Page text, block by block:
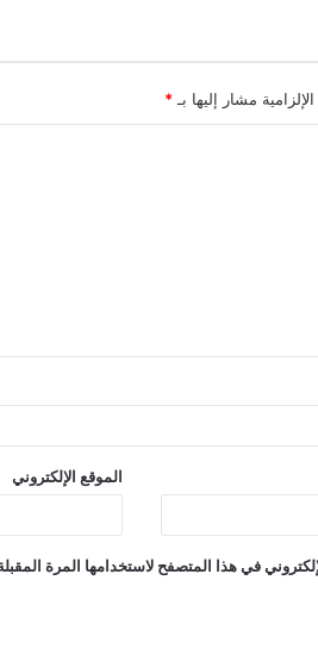
مشار إليها بـ *
الموقع الإلكتروني
في هذا المتصفح لاستخدامها المرة